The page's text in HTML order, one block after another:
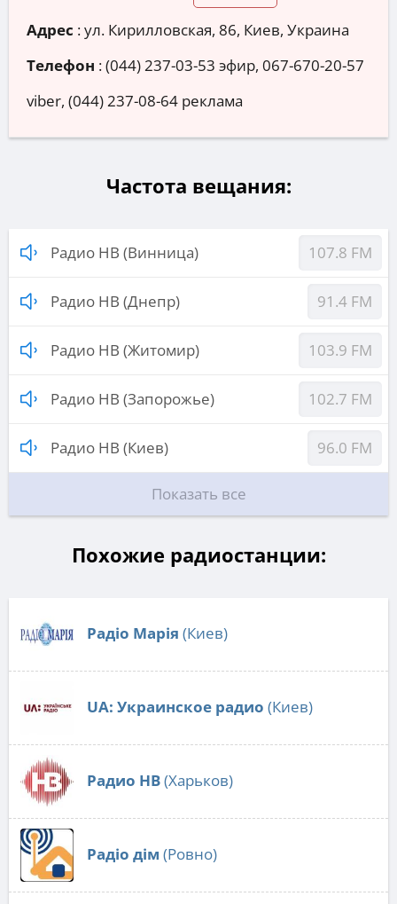
Адрес :ул. Кирилловская, 86, Киев, Украина
Телефон :(044) 237-03-53 эфир, 067-670-20-57
viber, (044) 237-08-64 реклама
Частота вещания:
Радио НВ (Винница) 107.8 FM
Радио НВ (Днепр) 91.4 FM
Радио НВ (Житомир) 103.9 FM
Радио НВ (Запорожье) 102.7 FM
Радио НВ (Киев) 96.0 FM
Показать все
Похожие радиостанции:
Радіо Марія (Киев)
UA: Украинское радио (Киев)
Радио НВ(Харьков)
Радіо дім (Ровно)